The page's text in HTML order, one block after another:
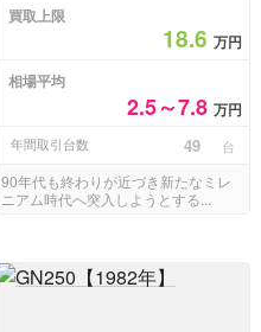
買取上限
18.6 万円
相場平均
2.5～7.8 万円
年間取引台数 49 台
90年代も終わりが近づき新たなミレ
ニアム時代へ突入しようとする...